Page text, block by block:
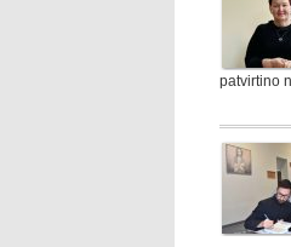
patvirtino